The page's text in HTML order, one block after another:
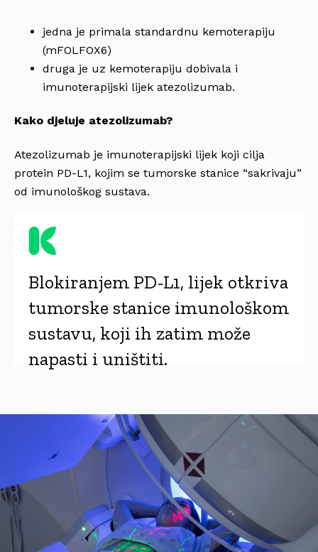
jedna je primala standardnu kemoterapiju
(mFOLFOX6)
druga je uz kemoterapiju dobivala i
imunoterapijski lijek atezolizumab.
Kako djeluje atezolizumab?
Atezolizumab je imunoterapijski lijek koji cilja
protein PD-L1, kojim se tumorske stanice “sakrivaju”
od imunološkog sustava.
Blokiranjem PD-L1, lijek otkriva
tumorske stanice imunološkom
sustavu, koji ih zatim može
napasti i uništiti.